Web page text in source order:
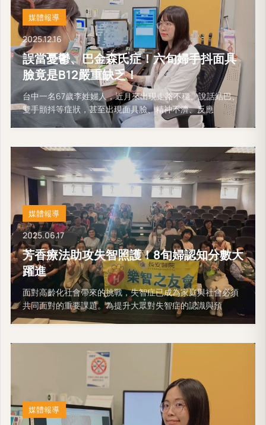
媒體報導
2025.12.16
誤當憂鬱、巴金森氏症！六旬婦手抖面具
臉竟是B12嚴重缺乏！
台中一名67歲李姓婦人，近月來出現走路不穩、說話結巴、
雙手顫抖等症狀，甚至出現面具臉、精神不濟、反應
媒體報導
2025.06.17
芳香療法助攻失智照護！8旬婦認知分數大
躍進
面對高齡化社會帶來的挑戰，失智症已成為家庭與社會必須
共同面對的重要課題。為提升大眾對失智症的認識與預
媒體報導